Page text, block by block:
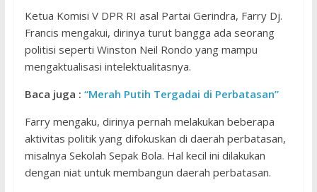
Ketua Komisi V DPR RI asal Partai Gerindra, Farry Dj.
Francis mengakui, dirinya turut bangga ada seorang
politisi seperti Winston Neil Rondo yang mampu
mengaktualisasi intelektualitasnya.
Baca juga : “Merah Putih Tergadai di Perbatasan”
Farry mengaku, dirinya pernah melakukan beberapa
aktivitas politik yang difokuskan di daerah perbatasan,
misalnya Sekolah Sepak Bola. Hal kecil ini dilakukan
dengan niat untuk membangun daerah perbatasan.